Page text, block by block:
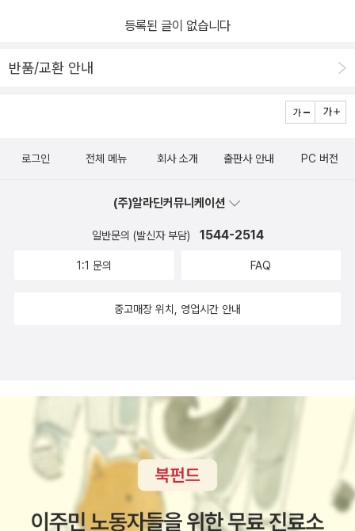
등록된 글이 없습니다
반품/교환 안내
로그인 전체 메뉴 회사 소개 출판사 안내 PC 버전
(주)알라딘커뮤니케이션
일반문의 (발신자 부담) 1544-2514
1:1 문의 FAQ
중고매장 위치, 영업시간 안내